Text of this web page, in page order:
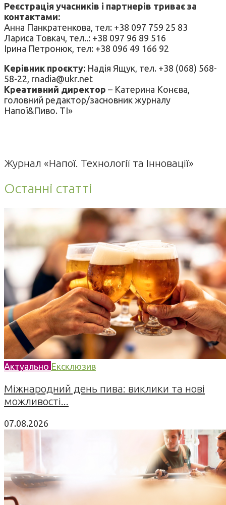
Реєстрація учасників і партнерів триває за
контактами:
Анна Панкратенкова, тел: +38 097 759 25 83
Лариса Товкач, тел..: +38 097 96 89 516
Ірина Петронюк, тел: +38 096 49 166 92
Керівник проєкту: Надія Ящук, тел. +38 (068) 568-
58-22, rnadia@ukr.net
Креативний директор – Катерина Конєва,
головний редактор/засновник журналу
Напої&Пиво. ТІ»
Журнал «Напої. Технології та Інновації»
Останні статті
Актуально Ексклюзив
Міжнародний день пива: виклики та нові
можливості...
07.08.2026